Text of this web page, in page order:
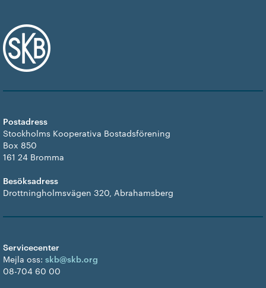
Postadress
Stockholms Kooperativa Bostadsförening
Box 850
161 24 Bromma
Besöksadress
Drottningholmsvägen 320, Abrahamsberg
Servicecenter
Mejla oss: skb@skb.org
08-704 60 00